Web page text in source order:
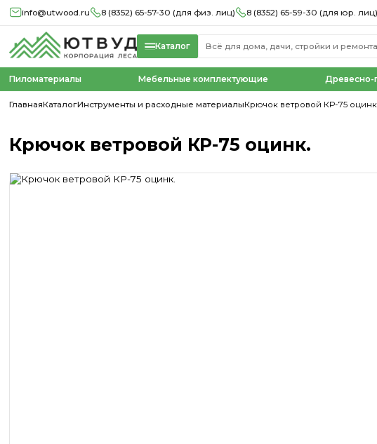
info@utwood.ru 8 (8352) 65-57-30 (для физ. лиц) 8 (8352) 65-59-30 (для юр. лиц)
Каталог
Пиломатериалы Мебельные комплектующие Древесно-
ГлавнаяКаталогИнструменты и расходные материалыКрючок ветровой КР-75
Крючок ветровой КР-75 оцинк.